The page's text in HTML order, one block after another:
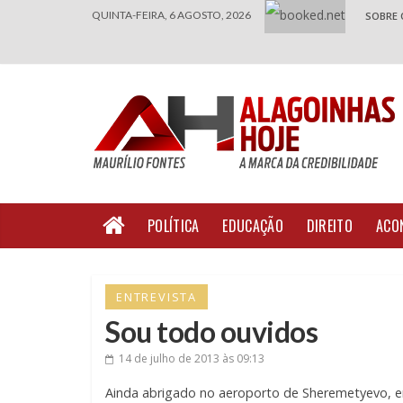
QUINTA-FEIRA, 6 AGOSTO, 2026 SOBRE
POLÍTICA EDUCAÇÃO DIREITO
ENTREVISTA
Sou todo ouvidos
14 de julho de 2013 às 09:13
Ainda abrigado no aeroporto de Sheremetyevo,